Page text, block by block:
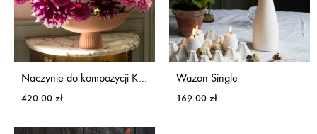
Naczynie do kompozycji KWIATY&MIUT
420.00 zł
Wazon Single
169.00 zł